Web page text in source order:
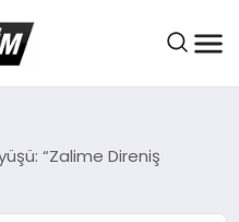
“Zalime Direniş